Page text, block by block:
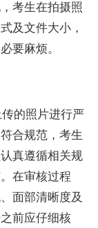
考生在拍摄照
及文件大小，
要麻烦。
的照片进行严
合规范，考生
真遵循相关规
在审核过程
面部清晰度及
前应仔细核